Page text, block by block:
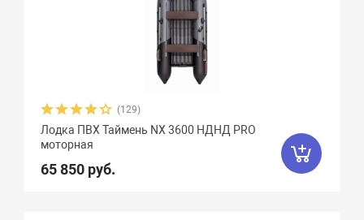
(129)
Лодка ПВХ Таймень NX 3600 НДНД PRO
моторная
65 850 руб.